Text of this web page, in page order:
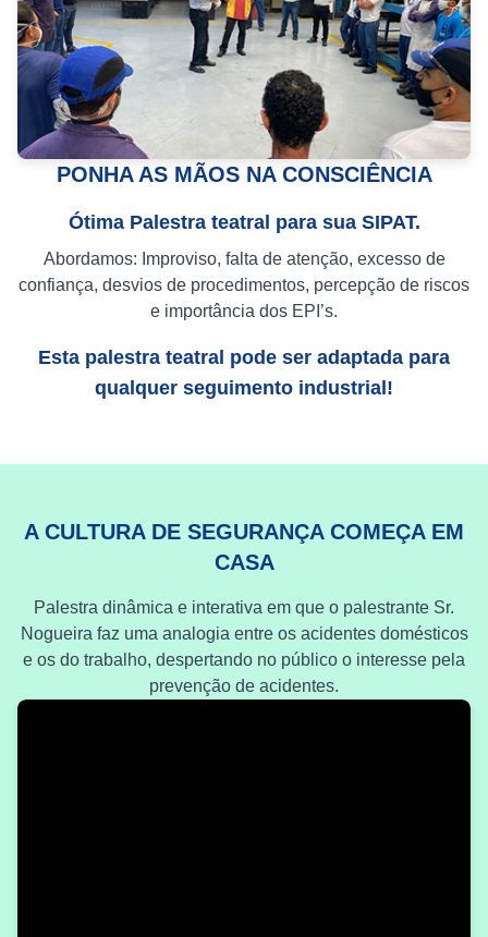
PONHA AS MÃOS NA CONSCIÊNCIA
Ótima Palestra teatral para sua SIPAT.
Abordamos: Improviso, falta de atenção, excesso de
confiança, desvios de procedimentos, percepção de riscos
e importância dos EPI’s.
Esta palestra teatral pode ser adaptada para
qualquer seguimento industrial!
A CULTURA DE SEGURANÇA COMEÇA EM
CASA
Palestra dinâmica e interativa em que o palestrante Sr.
Nogueira faz uma analogia entre os acidentes domésticos
e os do trabalho, despertando no público o interesse pela
prevenção de acidentes.